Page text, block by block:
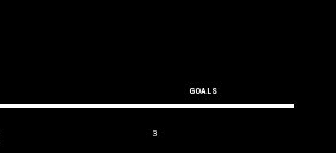
GOALS
3